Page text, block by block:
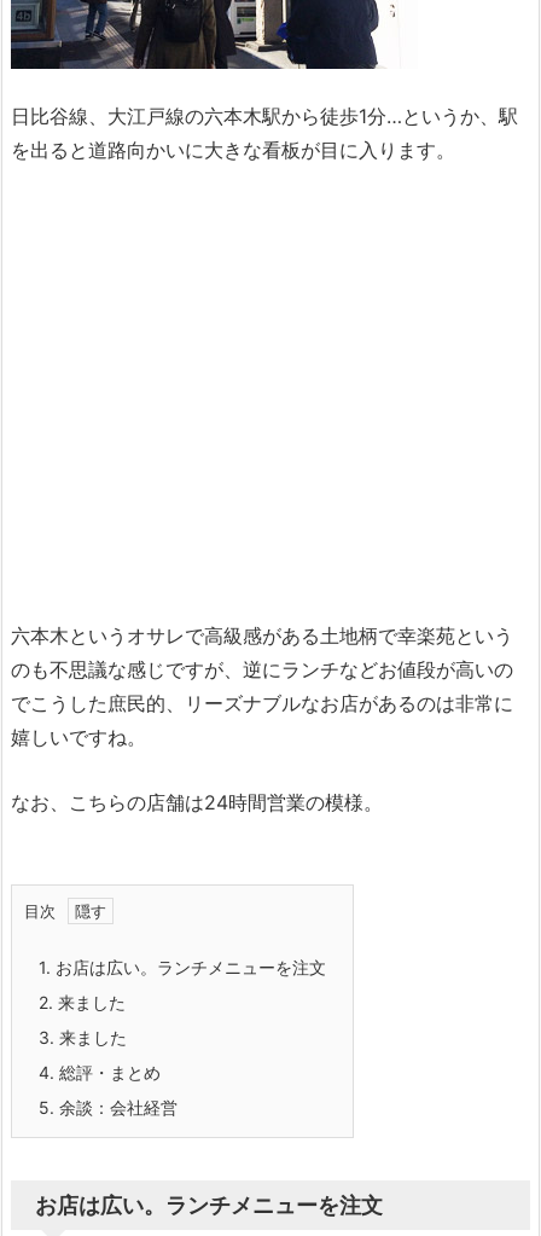
日比谷線、大江戸線の六本木駅から徒歩1分…というか、駅
を出ると道路向かいに大きな看板が目に入ります。
六本木というオサレで高級感がある土地柄で幸楽苑という
のも不思議な感じですが、逆にランチなどお値段が高いの
でこうした庶民的、リーズナブルなお店があるのは非常に
嬉しいですね。
なお、こちらの店舗は24時間営業の模様。
目次
1. お店は広い。ランチメニューを注文
2. 来ました
3. 来ました
4. 総評・まとめ
5. 余談：会社経営
お店は広い。ランチメニューを注文